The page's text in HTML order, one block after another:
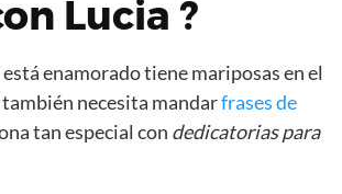
Lucia ?
enamorado tiene mariposas en el
necesita mandarfrases de
tan especial con dedicatorias para